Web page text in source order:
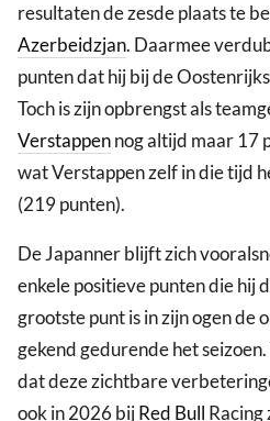
resultaten de zesde plaats te
Azerbeidzjan. Daarmee
punten dat hij bij de
Toch is zijn opbrengst als
Verstappennog altijd maar 17
wat Verstappen zelf in die tijd
(219 punten).
De Japanner blijft zich
enkele positieve punten die hij
grootste punt is in zijn ogen de
gekend gedurende het
dat deze zichtbare
ook in 2026 bijRed Bull Racing